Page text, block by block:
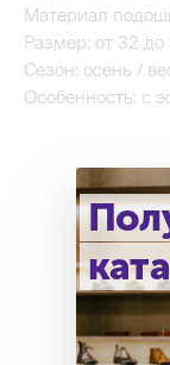
Материал
Размер: от 32 до
Сезон: осень /
Особенность: с
В
Как